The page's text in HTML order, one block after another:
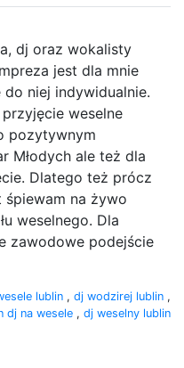
dj oraz wokalisty
jest dla mnie
niej indywidualnie.
weselne
pozytywnym
Młodych ale też dla
Dlatego też prócz
na żywo
weselnego. Dla
zawodowe podejście
lublin , dj wodzirej lublin ,
dj na wesele , dj weselny lublin